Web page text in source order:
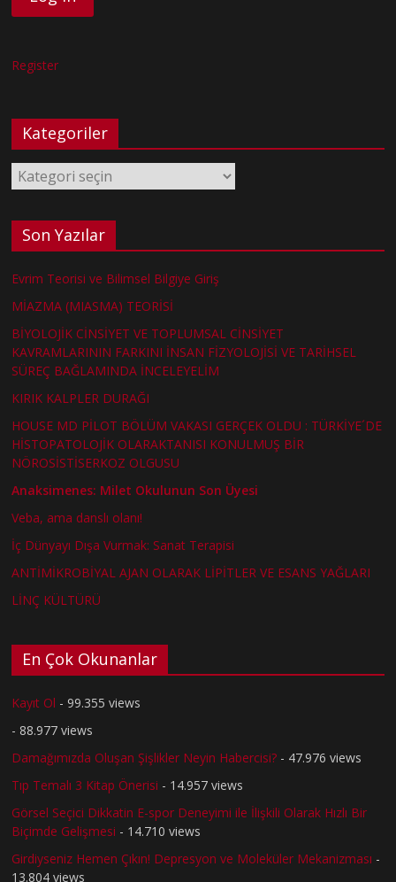
Register
Kategoriler
Kategoriler
Son Yazılar
Evrim Teorisi ve Bilimsel Bilgiye Giriş
MİAZMA (MIASMA) TEORİSİ
BİYOLOJİK CİNSİYET VE TOPLUMSAL CİNSİYET
KAVRAMLARININ FARKINI İNSAN FİZYOLOJİSİ VE TARİHSEL
SÜREÇ BAĞLAMINDA İNCELEYELİM
KIRIK KALPLER DURAĞI
HOUSE MD PİLOT BÖLÜM VAKASI GERÇEK OLDU : TÜRKİYE´DE
HİSTOPATOLOJİK OLARAKTANISI KONULMUŞ BİR
NÖROSİSTİSERKOZ OLGUSU
Anaksimenes: Milet Okulunun Son Üyesi
Veba, ama danslı olanı!
İç Dünyayı Dışa Vurmak: Sanat Terapisi
ANTİMİKROBİYAL AJAN OLARAK LİPİTLER VE ESANS YAĞLARI
LİNÇ KÜLTÜRÜ
En Çok Okunanlar
Kayıt Ol - 99.355 views
- 88.977 views
Damağımızda Oluşan Şişlikler Neyin Habercisi? - 47.976 views
Tıp Temalı 3 Kitap Önerisi - 14.957 views
Görsel Seçici Dikkatin E-spor Deneyimi ile İlişkili Olarak Hızlı Bir
Biçimde Gelişmesi - 14.710 views
Girdiyseniz Hemen Çıkın! Depresyon ve Moleküler Mekanizması -
13.804 views